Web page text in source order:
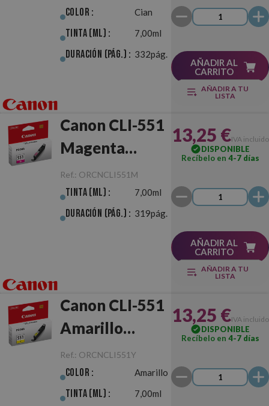
Color : Cian
Tinta (ml) : 7,00ml
Duración (pág.) : 332pág.
AÑADIR AL
CARRITO
AÑADIR A TU
LISTA
Canon CLI-551
Magenta
Original
Ref.: ORCNCLI551M
Tinta (ml) : 7,00ml
Duración (pág.) : 319pág.
13,25 €IVA incluido
DISPONIBLE
Recíbelo en 4-7 días
AÑADIR AL
CARRITO
AÑADIR A TU
LISTA
Canon CLI-551
Amarillo
Original
Ref.: ORCNCLI551Y
Color : Amarillo
Tinta (ml) : 7,00ml
13,25 €IVA incluido
DISPONIBLE
Recíbelo en 4-7 días